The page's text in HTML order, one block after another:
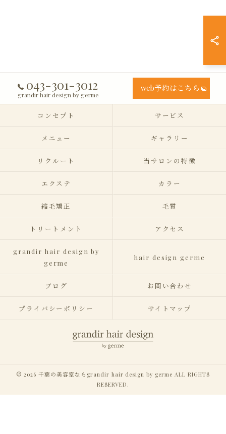
043-301-3012
grandir hair design by germe
web予約はこちら
コンセプト サービス
メニュー ギャラリー
リクルート 当サロンの特徴
エクステ カラー
縮毛矯正 毛質
トリートメント アクセス
grandir hair design by
germe
hair design germe
ブログ お問い合わせ
プライバシーポリシー サイトマップ
© 2026 千葉の美容室ならgrandir hair design by germe ALL RIGHTS
RESERVED.